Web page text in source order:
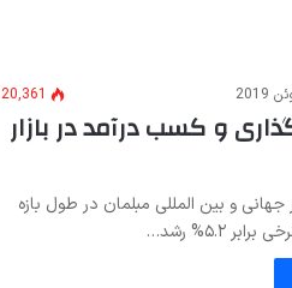
20,361
و کسب درآمد در بازار
و بین المللی مبلمان در طول بازه